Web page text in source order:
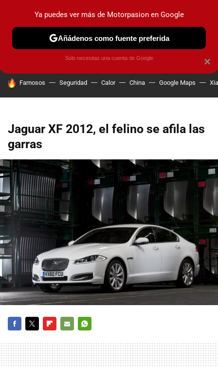
PRUEBAS COCHES ELÉCTRICOS OBSERVATORIO
HOY SE HABLA DE
Famosos Seguridad Calor China Google Maps
Jaguar XF 2012, el felino se afila las
garras
MAIL
×
Ya puedes ver más de Motorpasion en Google
Añádenos como fuente preferida
Solo necesitas una cuenta de Google